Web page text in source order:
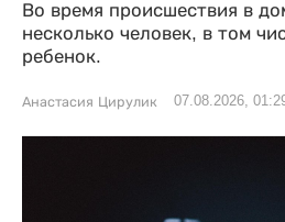
Во время происшествия в
несколько человек, в том
ребенок.
Анастасия Цирулик 07.08.2026,